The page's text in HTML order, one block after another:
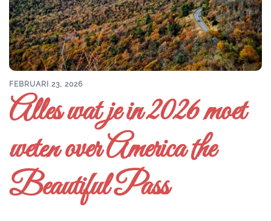
FEBRUARI 23, 2026
Alles wat je in 2026 moet
weten over America the
Beautiful Pass